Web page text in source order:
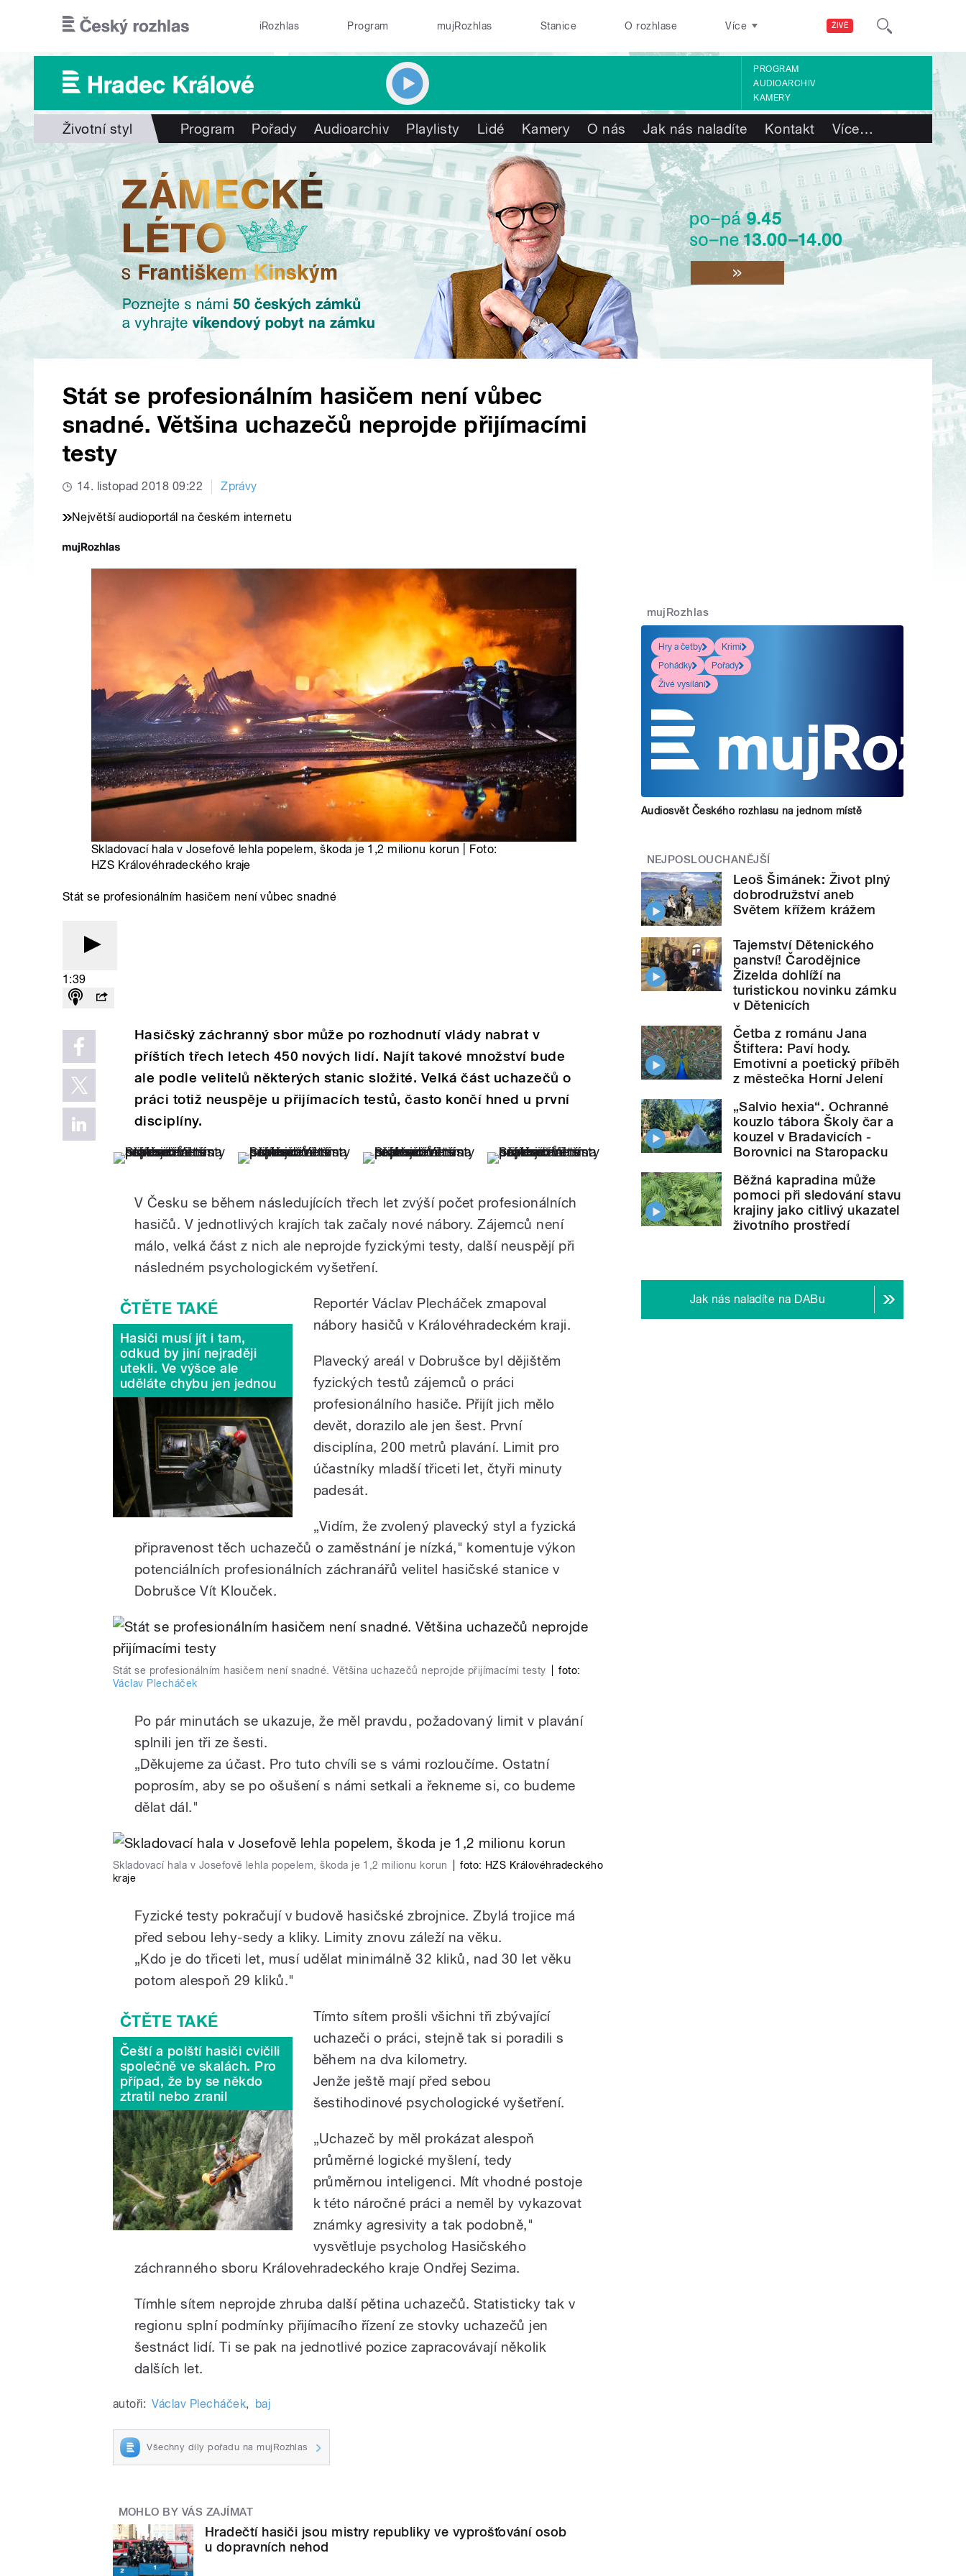
ŽIVĚ
iRozhlas Program mujRozhlas Stanice O rozhlase Více
PROGRAM
AUDIOARCHIV
KAMERY
Životní styl Program Pořady Audioarchiv Playlisty Lidé Kamery O nás Jak nás naladíte Kontakt Více…
Stát se profesionálním hasičem není vůbec
snadné. Většina uchazečů neprojde přijímacími
testy
14. listopad 2018 09:22 Zprávy
Největší audioportál na českém internetu
Skladovací hala v Josefově lehla popelem, škoda je 1,2 milionu korun | Foto:
HZS Královéhradeckého kraje
Stát se profesionálním hasičem není vůbec snadné
1:39
Hasičský záchranný sbor může po rozhodnutí vlády nabrat v
příštích třech letech 450 nových lidí. Najít takové množství bude
ale podle velitelů některých stanic složité. Velká část uchazečů o
práci totiž neuspěje u přijímacích testů, často končí hned u první
disciplíny.
V Česku se během následujících třech let zvýší počet profesionálních
hasičů. V jednotlivých krajích tak začaly nové nábory. Zájemců není
málo, velká část z nich ale neprojde fyzickými testy, další neuspějí při
následném psychologickém vyšetření.
Hasiči musí jít i tam,
odkud by jiní nejraději
utekli. Ve výšce ale
uděláte chybu jen jednou
Reportér Václav Plecháček zmapoval
nábory hasičů v Královéhradeckém kraji.
Plavecký areál v Dobrušce byl dějištěm
fyzických testů zájemců o práci
profesionálního hasiče. Přijít jich mělo
devět, dorazilo ale jen šest. První
disciplína, 200 metrů plavání. Limit pro
účastníky mladší třiceti let, čtyři minuty
padesát.
„Vidím, že zvolený plavecký styl a fyzická
připravenost těch uchazečů o zaměstnání je nízká," komentuje výkon
potenciálních profesionálních záchranářů velitel hasičské stanice v
Dobrušce Vít Klouček.
Stát se profesionálním hasičem není snadné. Většina uchazečů neprojde přijímacími testy
foto:
Václav Plecháček
Po pár minutách se ukazuje, že měl pravdu, požadovaný limit v plavání
splnili jen tři ze šesti.
„Děkujeme za účast. Pro tuto chvíli se s vámi rozloučíme. Ostatní
poprosím, aby se po ošušení s námi setkali a řekneme si, co budeme
dělat dál."
Skladovací hala v Josefově lehla popelem, škoda je 1,2 milionu korun foto: HZS Královéhradeckého
kraje
Fyzické testy pokračují v budově hasičské zbrojnice. Zbylá trojice má
před sebou lehy-sedy a kliky. Limity znovu záleží na věku.
„Kdo je do třiceti let, musí udělat minimálně 32 kliků, nad 30 let věku
potom alespoň 29 kliků."
Čeští a polští hasiči cvičili
společně ve skalách. Pro
případ, že by se někdo
ztratil nebo zranil
Tímto sítem prošli všichni tři zbývající
uchazeči o práci, stejně tak si poradili s
během na dva kilometry.
Jenže ještě mají před sebou
šestihodinové psychologické vyšetření.
„Uchazeč by měl prokázat alespoň
průměrné logické myšlení, tedy
průměrnou inteligenci. Mít vhodné postoje
k této náročné práci a neměl by vykazovat
známky agresivity a tak podobně,"
vysvětluje psycholog Hasičského
záchranného sboru Královehradeckého kraje Ondřej Sezima.
Tímhle sítem neprojde zhruba další pětina uchazečů. Statisticky tak v
regionu splní podmínky přijímacího řízení ze stovky uchazečů jen
šestnáct lidí. Ti se pak na jednotlivé pozice zapracovávají několik
dalších let.
autoři: Václav Plecháček, baj
Všechny díly pořadu na mujRozhlas
MOHLO BY VÁS ZAJÍMAT
Hradečtí hasiči jsou mistry republiky ve vyprošťování osob
u dopravních nehod
mujRozhlas
Hry a četby
Krimi
Pohádky
Pořady
Živé vysílání
Audiosvět Českého rozhlasu na jednom místě
NEJPOSLOUCHANĚJŠÍ
Leoš Šimánek: Život plný
dobrodružství aneb
Světem křížem krážem
Tajemství Dětenického
panství! Čarodějnice
Žizelda dohlíží na
turistickou novinku zámku
v Dětenicích
Četba z románu Jana
Štiftera: Paví hody.
Emotivní a poetický příběh
z městečka Horní Jelení
„Salvio hexia“. Ochranné
kouzlo tábora Školy čar a
kouzel v Bradavicích -
Borovnici na Staropacku
Běžná kapradina může
pomoci při sledování stavu
krajiny jako citlivý ukazatel
životního prostředí
Jak nás naladíte na DABu